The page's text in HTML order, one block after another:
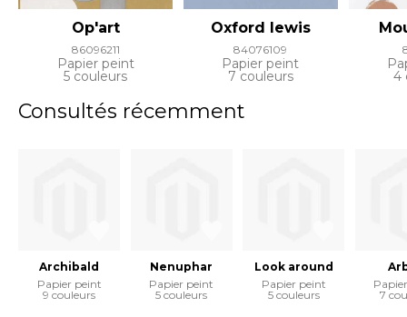
Op'art
86096211
Papier peint
5 couleurs
Oxford lewis
84076109
Papier peint
7 couleurs 4
Consultés récemment
Archibald
Papier peint
9 couleurs
Nenuphar
Papier peint
5 couleurs
Look around
Papier peint
5 couleurs
7